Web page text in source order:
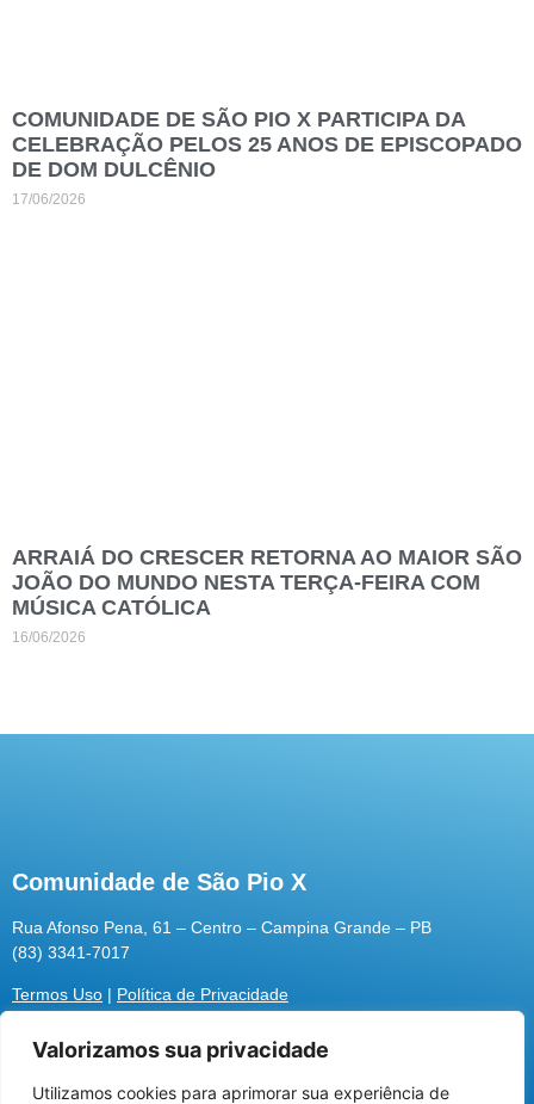
Utilizamos cookies para oferecer melhor
Valorizamos sua privacidade
Utilizamos cookies para aprimorar sua experiência de
COMUNIDADE DE SÃO PIO X PARTICIPA DA
CELEBRAÇÃO PELOS 25 ANOS DE EPISCOPADO
DE DOM DULCÊNIO
17/06/2026
ARRAIÁ DO CRESCER RETORNA AO MAIOR SÃO
JOÃO DO MUNDO NESTA TERÇA-FEIRA COM
MÚSICA CATÓLICA
16/06/2026
Comunidade de São Pio X
Rua Afonso Pena, 61 – Centro – Campina Grande – PB
(83) 3341-7017
Termos Uso | Política de Privacidade